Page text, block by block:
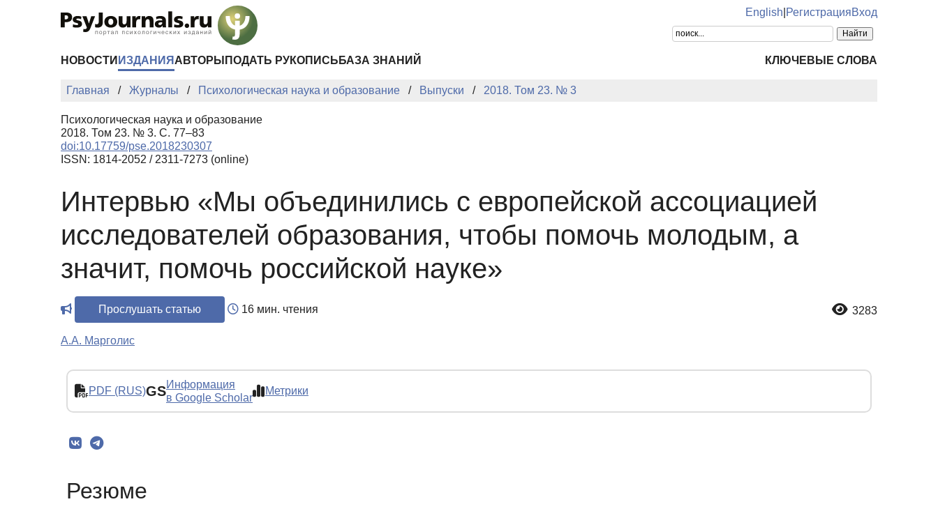
English РегистрацияВход
НОВОСТИ ИЗДАНИЯ АВТОРЫ ПОДАТЬ РУКОПИСЬ БАЗА ЗНАНИЙ КЛЮЧЕВЫЕ СЛОВА
Главная Журналы Психологическая наука и образование Выпуски 2018. Том 23. № 3
Психологическая наука и образование
2018. Том 23. № 3. С. 77–83
doi:10.17759/pse.2018230307
ISSN: 1814-2052 / 2311-7273 (online)
Интервью «Мы объединились с европейской ассоциацией
исследователей образования, чтобы помочь молодым, а
значит, помочь российской науке»
Прослушать статью 16 мин. чтения 3283
А.А. Марголис
PDF (RUS)GSИнформация
в Google Scholar
Метрики
Резюме